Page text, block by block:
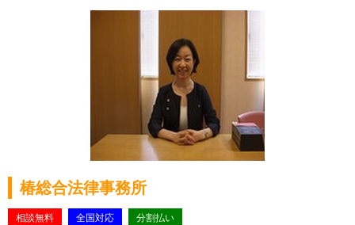
椿総合法律事務所
相談無料 全国対応 分割払い